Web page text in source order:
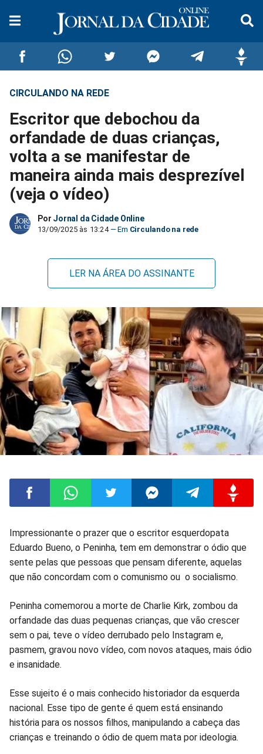
Compartilhar
no
Facebook
Compartilhar
no
Whatsapp
Compartilhar
no
Twitter
no
Messenger
no
Telegram
CIRCULANDO NA REDE
Escritor que debochou da
orfandade de duas crianças,
volta a se manifestar de
maneira ainda mais desprezível
(veja o vídeo)
Por Jornal da Cidade Online
13/09/2025 às 13:24 Circulando na rede
LER NA ÁREA DO ASSINANTE
Compartilhar
no
Compartilhar
no
Compartilhar
no
Compartilhar
no
Compartilhar
no
no
Impressionante o prazer que o escritor esquerdopata
Eduardo Bueno, o Peninha, tem em demonstrar o ódio que
sente pelas que pessoas que pensam diferente, aquelas
que não concordam com o comunismo ou o socialismo.
Peninha comemorou a morte de Charlie Kirk, zombou da
orfandade das duas pequenas crianças, que vão crescer
sem o pai, teve o vídeo derrubado pelo Instagram e,
pasmem, gravou novo vídeo, com novos ataques, mais ódio
e insanidade.
Esse sujeito é o mais conhecido historiador da esquerda
nacional. Esse tipo de gente é quem está ensinando
história para os nossos filhos, manipulando a cabeça das
crianças e treinando o ódio de quem mata por ideologia.